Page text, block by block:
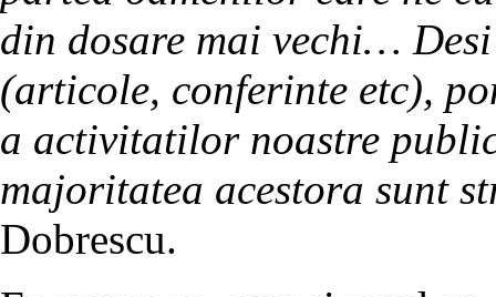
din dosare mai vechi…
(articole, conferinte etc),
a activitatilor noastre
majoritatea acestora sunt
Dobrescu.